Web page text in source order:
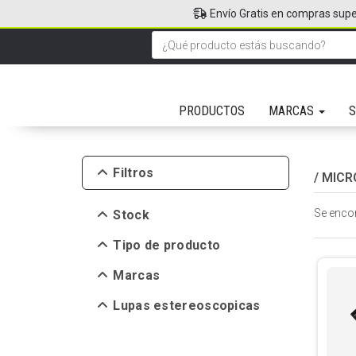
PRODUCTOS MARCAS
Envío Gratis en compras
Filtros
Stock
Tipo de producto
Marcas
Lupas estereoscopicas
/
Se